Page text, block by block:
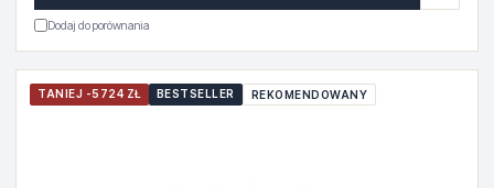
Dodaj do porównania
TANIEJ -5724 ZŁ BESTSELLER REKOMENDOWANY